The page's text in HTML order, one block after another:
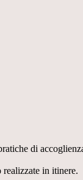
di
realizzate in itinere.